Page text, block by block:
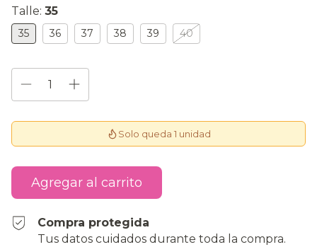
Talle: 35
35 36 37 38 39 40
Solo queda 1 unidad
Compra protegida
Tus datos cuidados durante toda la compra.